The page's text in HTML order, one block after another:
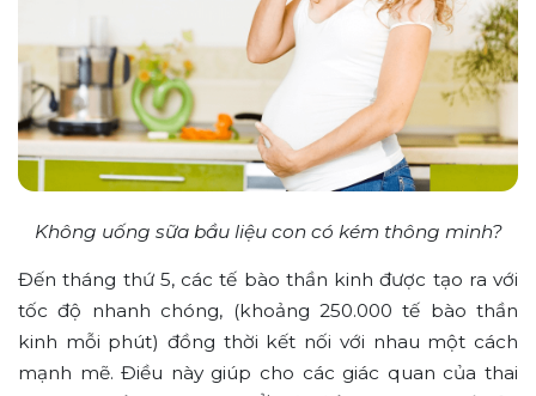
Không uống sữa bầu liệu con có kém thông minh?
Đến tháng thứ 5, các tế bào thần kinh được tạo ra với
tốc độ nhanh chóng, (khoảng 250.000 tế bào thần
kinh mỗi phút) đồng thời kết nối với nhau một cách
mạnh mẽ. Điều này giúp cho các giác quan của thai